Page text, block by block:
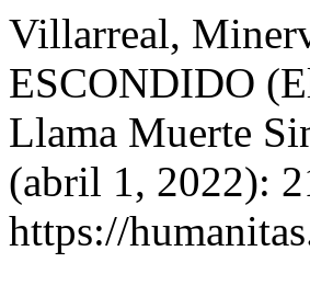
Villarreal,
ESCONDIDO
Llama Muerte
(abril 1, 2022):
https://